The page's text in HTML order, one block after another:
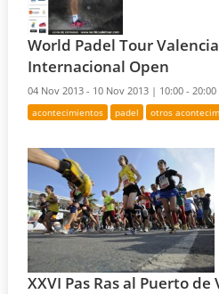
World Padel Tour
Internacional Open
04 Nov 2013 - 10 Nov 2013 | 10:00 -
acontecimientos padel otros
XXVI Pas Ras al Puerto de